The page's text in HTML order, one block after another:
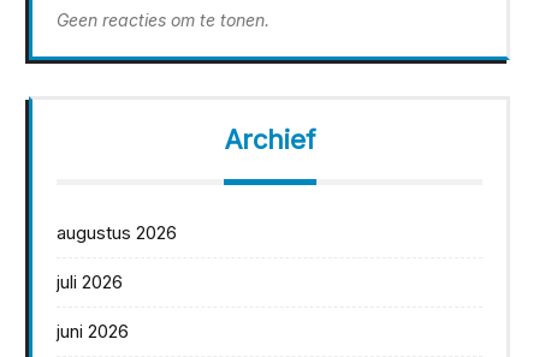
Geen reacties om te tonen.
Archief
augustus 2026
juli 2026
juni 2026